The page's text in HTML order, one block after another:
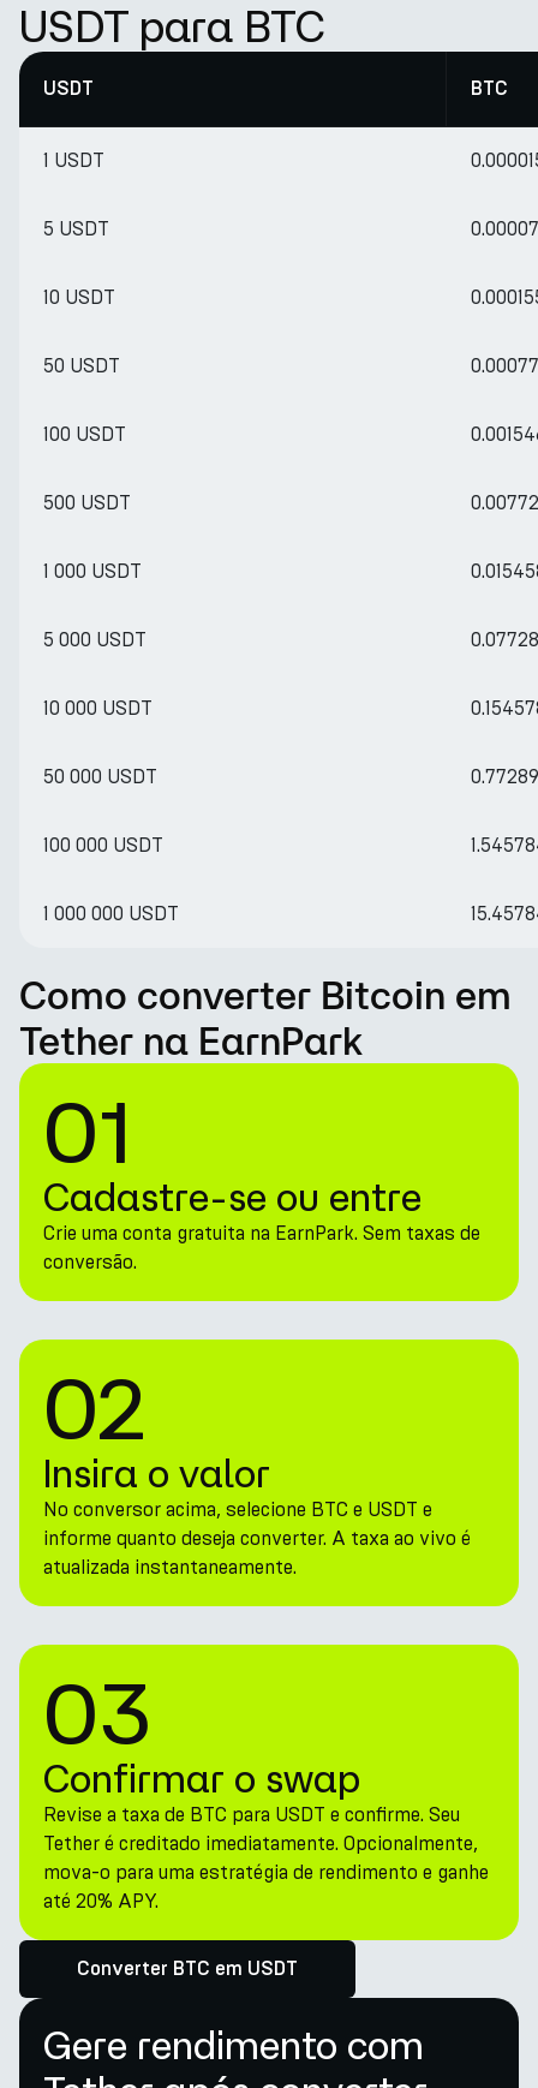
USDT para BTC
USDT BTC
1 USDT
5 USDT
10 USDT
50 USDT
100 USDT
500 USDT
1 000 USDT
5 000 USDT
10 000 USDT
50 000 USDT
100 000 USDT
1 000 000 USDT
Como converter Bitcoin em
Tether na EarnPark
01
Cadastre-se ou entre
Crie uma conta gratuita na EarnPark. Sem taxas de
conversão.
02
Insira o valor
No conversor acima, selecione BTC e USDT e
informe quanto deseja converter. A taxa ao vivo é
atualizada instantaneamente.
03
Confirmar o swap
Revise a taxa de BTC para USDT e confirme. Seu
Tether é creditado imediatamente. Opcionalmente,
mova-o para uma estratégia de rendimento e ganhe
até 20% APY.
Converter BTC em USDT
Gere rendimento com